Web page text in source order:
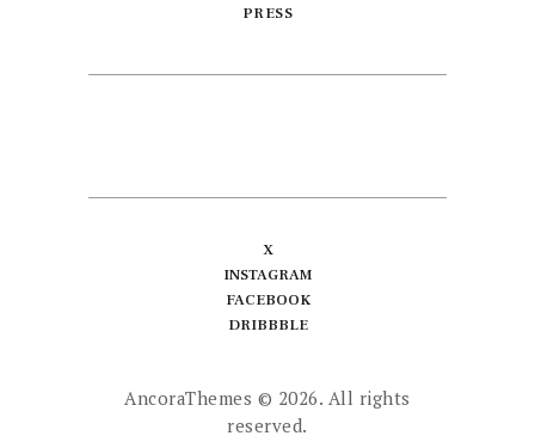
PRESS
X
INSTAGRAM
FACEBOOK
DRIBBBLE
AncoraThemes © 2026. All rights
reserved.